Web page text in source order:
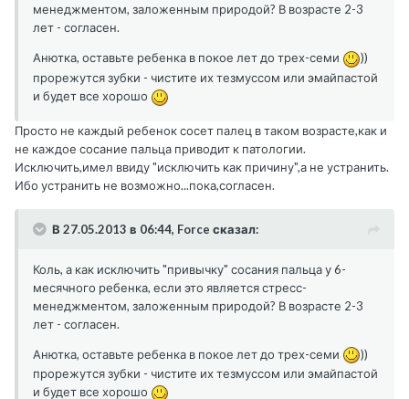
менеджментом, заложенным природой? В возрасте 2-3
лет - согласен.
Анютка, оставьте ребенка в покое лет до трех-семи
))
прорежутся зубки - чистите их тезмуссом или эмайпастой
и будет все хорошо
Просто не каждый ребенок сосет палец в таком возрасте,как и
не каждое сосание пальца приводит к патологии.
Исключить,имел ввиду "исключить как причину",а не устранить.
Ибо устранить не возможно...пока,согласен.
В 27.05.2013 в 06:44, Force сказал:
Коль, а как исключить "привычку" сосания пальца у 6-
месячного ребенка, если это является стресс-
менеджментом, заложенным природой? В возрасте 2-3
лет - согласен.
Анютка, оставьте ребенка в покое лет до трех-семи
))
прорежутся зубки - чистите их тезмуссом или эмайпастой
и будет все хорошо